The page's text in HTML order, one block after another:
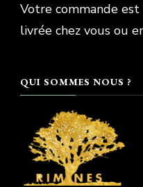
Votre commande
livrée chez vous ou
QUI SOMMES NOUS ?